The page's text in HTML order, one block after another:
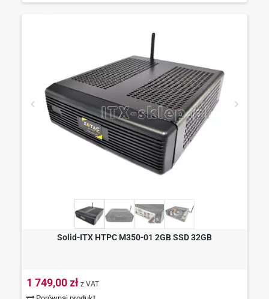
Solid-ITX HTPC M350-01 2GB SSD 32GB
1 749,00 zł z VAT